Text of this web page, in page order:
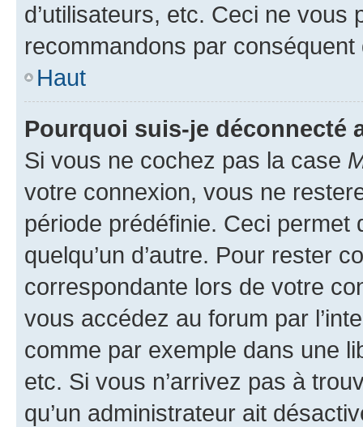
d’utilisateurs, etc. Ceci ne vous
recommandons par conséquent
Haut
Pourquoi suis-je déconnecté
Si vous ne cochez pas la case
votre connexion, vous ne
période prédéfinie. Ceci permet
quelqu’un d’autre. Pour rester
correspondante lors de votre
vous accédez au forum par
comme par exemple dans une
etc. Si vous n’arrivez pas à
qu’un administrateur ait